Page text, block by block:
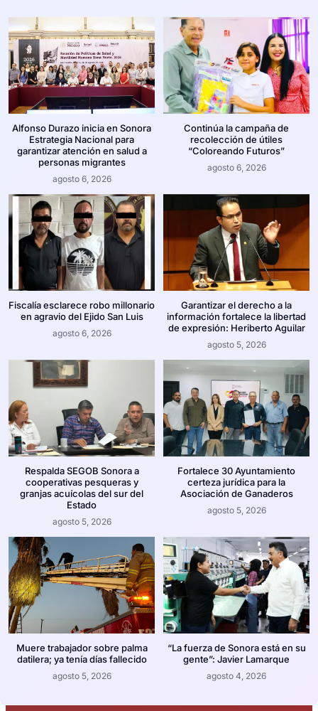
Alfonso Durazo inicia en Sonora
Estrategia Nacional para
garantizar atención en salud a
personas migrantes
agosto 6, 2026
Continúa la campaña de
recolección de útiles
“Coloreando Futuros”
agosto 6, 2026
Fiscalía esclarece robo millonario
en agravio del Ejido San Luis
agosto 6, 2026
Garantizar el derecho a la
información fortalece la libertad
de expresión: Heriberto Aguilar
agosto 5, 2026
Respalda SEGOB Sonora a
cooperativas pesqueras y
granjas acuícolas del sur del
Estado
agosto 5, 2026
Fortalece 30 Ayuntamiento
certeza jurídica para la
Asociación de Ganaderos
agosto 5, 2026
Muere trabajador sobre palma
datilera; ya tenía días fallecido
agosto 5, 2026
“La fuerza de Sonora está en su
gente”: Javier Lamarque
agosto 4, 2026